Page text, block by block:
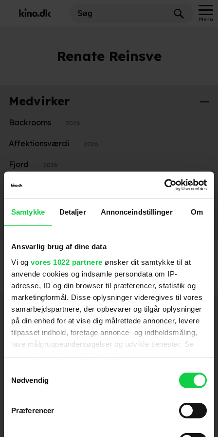
Samtykke Detaljer Annonceindstillinger Om
Ansvarlig brug af dine data
Vi og vores 1022 partnere ønsker dit samtykke til at
anvende cookies og indsamle persondata om IP-
adresse, ID og din browser til præferencer, statistik og
marketingformål. Disse oplysninger videregives til vores
samarbejdspartnere, der opbevarer og tilgår oplysninger
på din enhed for at vise dig målrettede annoncer, levere
tilpasset indhold, foretage annonce- og indholdsmåling,
lave målgruppeundersøgelser og udvikle tjenester. Se
tilbage eller ændre indstillinger fra vores
"Cookiedeklaration", eller ved at trykke på "Privacy
Nødvendig
Præferencer
Menu
Renate Reinsve
Medvirker
Backrooms 2026
Affektionsværdi 2026
Fjord 2026
Armand
SE FLERE
Hold dig opdateret
Send
Kino.dks